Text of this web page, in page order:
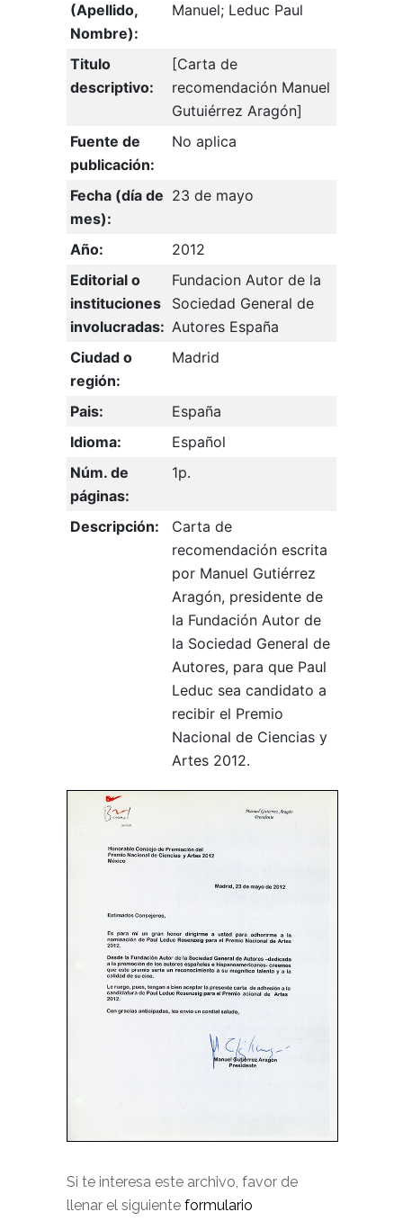
(Apellido,
Nombre):
Manuel; Leduc Paul
Titulo
descriptivo:
[Carta de
recomendación Manuel
Gutuiérrez Aragón]
Fuente de
publicación:
No aplica
Fecha (día de
mes):
23 de mayo
Año:
2012
Editorial o
instituciones
involucradas:
Fundacion Autor de la
Sociedad General de
Autores España
Ciudad o
región:
Madrid
Pais:
España
Idioma:
Español
Núm. de
páginas:
1p.
Descripción:
Carta de
recomendación escrita
por Manuel Gutiérrez
Aragón, presidente de
la Fundación Autor de
la Sociedad General de
Autores, para que Paul
Leduc sea candidato a
recibir el Premio
Nacional de Ciencias y
Artes 2012.
Si te interesa este archivo, favor de
llenar el siguiente formulario